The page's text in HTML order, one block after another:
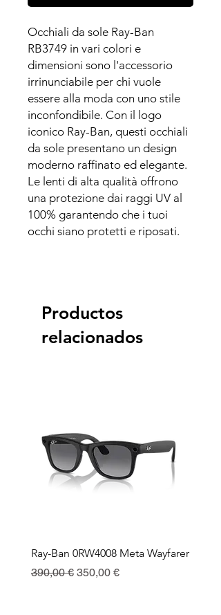
Occhiali da sole Ray-Ban
RB3749 in vari colori e
dimensioni sono l'accessorio
irrinunciabile per chi vuole
essere alla moda con uno stile
inconfondibile. Con il logo
iconico Ray-Ban, questi occhiali
da sole presentano un design
moderno raffinato ed elegante.
Le lenti di alta qualità offrono
una protezione dai raggi UV al
100% garantendo che i tuoi
occhi siano protetti e riposati.
Productos
relacionados
Ray-Ban 0RW4008 Meta Wayfarer
Precio
390,00 € Precio de oferta
350,00 €